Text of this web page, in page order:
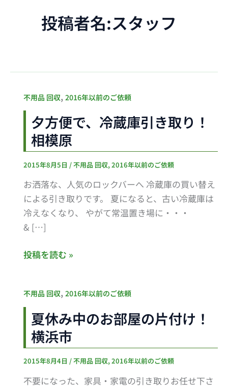
投稿者名:スタッフ
不用品 回収, 2016年以前のご依頼
夕方便で、冷蔵庫引き取り！
相模原
2015年8月5日 /不用品 回収, 2016年以前のご依頼
お洒落な、人気のロックバーへ 冷蔵庫の買い替え
による引き取りです。 夏になると、古い冷蔵庫は
冷えなくなり、 やがて常温置き場に・・・
& […]
夕
方
で、
冷
蔵
庫
引
き
取
相
投稿を読む »
不用品 回収, 2016年以前のご依頼
夏休み中のお部屋の片付け！
横浜市
2015年8月4日 /不用品 回収,2016年以前のご依頼
不要になった、家具・家電の引き取りお任せ下さ
夏
休
の
お
部